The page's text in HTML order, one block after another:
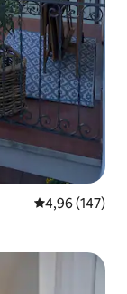
4,96 de uma
4,96 (147)